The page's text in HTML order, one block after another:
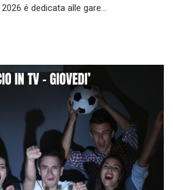
é dedicata alle gare…